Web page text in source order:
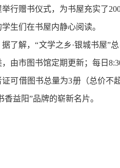
举行赠书仪式，为书屋充实了
学生们在书屋内静心阅读。
解，“文学之乡·银城书屋”总
，由市图书馆定期更新；每日
证可借图书总量为3册（总价不
香益阳”品牌的崭新名片。